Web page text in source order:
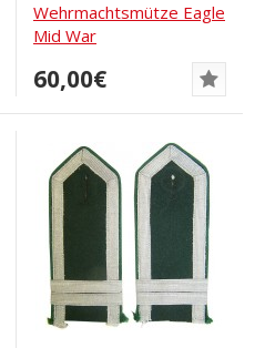
Wehrmachtsmütze Eagle
Mid War
60,00€